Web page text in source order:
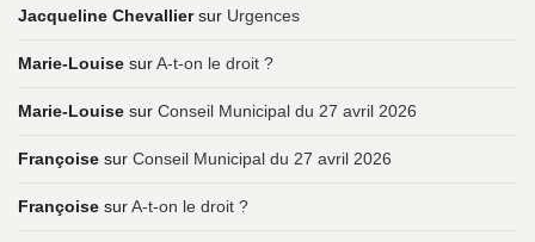
Jacqueline Chevalliersur Urgences
Marie-Louise surA-t-on le droit ?
Marie-Louise sur Conseil Municipal du 27 avril 2026
Françoise sur Conseil Municipal du 27 avril 2026
Françoise surA-t-on le droit ?